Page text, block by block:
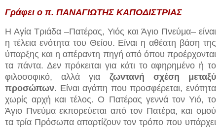
Γράφει ο π. ΠΑΝΑΓΙΩΤΗΣ ΚΑΠΟΔΙΣΤΡΙΑΣ
Η Αγία Τριάδα –Πατέρας, Υιός και Άγιο Πνεύμα– είναι
η τέλεια ενότητα του Θείου. Είναι η αθέατη βάση της
ύπαρξης και η απέραντη πηγή από όπου προέρχονται
τα πάντα. Δεν πρόκειται για κάτι το αφηρημένο ή το
φιλοσοφικό, αλλά για ζωντανή σχέση μεταξύ
προσώπων. Είναι αγάπη που προσφέρεται, ενότητα
χωρίς αρχή και τέλος. Ο Πατέρας γεννά τον Υιό, το
Άγιο Πνεύμα εκπορεύεται από τον Πατέρα, και ομού
τα τρία Πρόσωπα απαρτίζουν τον τρόπο που υπάρχει